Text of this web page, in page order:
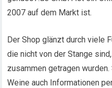
2007 auf dem Markt ist.
Der Shop glänzt durch viele
die nicht von der Stange
zusammen getragen
Weine auch Informationen